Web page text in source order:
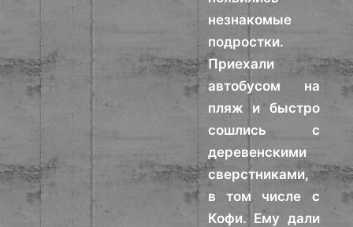
незнакомые
подростки.
Приехали
автобусом на
пляж и быстро
сошлись с
деревенскими
сверстниками,
в том числе с
Кофи. Ему дали